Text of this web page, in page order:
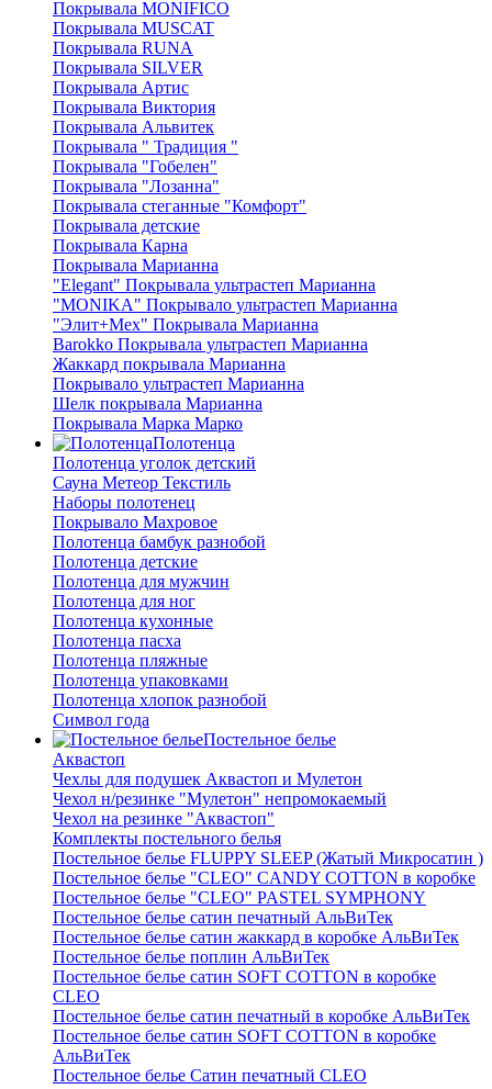
Покрывала MONIFICO
Покрывала MUSCAT
Покрывала RUNA
Покрывала SILVER
Покрывала Артис
Покрывала Виктория
Покрывала Альвитек
Покрывала " Традиция "
Покрывала "Гобелен"
Покрывала "Лозанна"
Покрывала стеганные "Комфорт"
Покрывала детские
Покрывала Карна
Покрывала Марианна
"Elegant" Покрывала ультрастеп Марианна
"MONIKA" Покрывало ультрастеп Марианна
"Элит+Мех" Покрывала Марианна
Barokko Покрывала ультрастеп Марианна
Жаккард покрывала Марианна
Покрывало ультрастеп Марианна
Шелк покрывала Марианна
Покрывала Марка Марко
Полотенца
Полотенца уголок детский
Сауна Метеор Текстиль
Наборы полотенец
Покрывало Махровое
Полотенца бамбук разнобой
Полотенца детские
Полотенца для мужчин
Полотенца для ног
Полотенца кухонные
Полотенца пасха
Полотенца пляжные
Полотенца упаковками
Полотенца хлопок разнобой
Символ года
Постельное белье
Аквастоп
Чехлы для подушек Аквастоп и Мулетон
Чехол н/резинке "Мулетон" непромокаемый
Чехол на резинке "Аквастоп"
Комплекты постельного белья
Постельное белье FLUPPY SLEEP (Жатый Микросатин )
Постельное белье "CLEO" CANDY COTTON в коробке
Постельное белье "CLEO" PASTEL SYMPHONY
Постельное белье сатин печатный АльВиТек
Постельное белье сатин жаккард в коробке АльВиТек
Постельное белье поплин АльВиТек
Постельное белье сатин SOFT COTTON в коробке
CLEO
Постельное белье сатин печатный в коробке АльВиТек
Постельное белье сатин SOFT COTTON в коробке
АльВиТек
Постельное белье Сатин печатный CLEO